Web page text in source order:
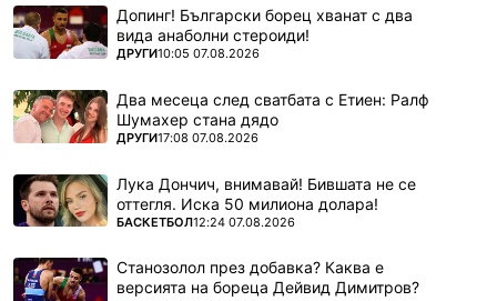
Допинг! Български борец хванат с два
вида анаболни стероиди!
ПОВЕЧЕ ОТ
ДРУГИ10:05 07.08.2026
Два месеца след сватбата с Етиен: Ралф
Шумахер стана дядо
ПОВЕЧЕ ОТ
ДРУГИ17:08 07.08.2026
Лука Дончич, внимавай! Бившата не се
оттегля. Иска 50 милиона долара!
ПОВЕЧЕ ОТ
БАСКЕТБОЛ12:24 07.08.2026
Станозолол през добавка? Каква е
версията на бореца Дейвид Димитров?